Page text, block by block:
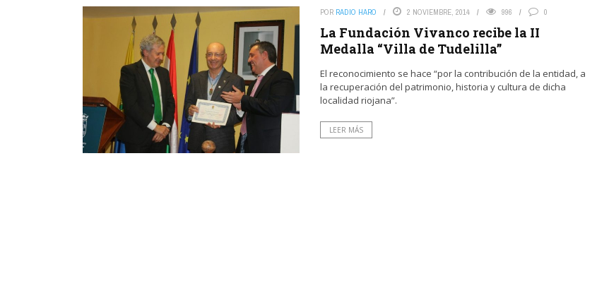
POR RADIO HARO 2 NOVIEMBRE, 2014 996 0
La Fundación Vivanco recibe la II
Medalla “Villa de Tudelilla”
El reconocimiento se hace “por la contribución de la entidad, a
la recuperación del patrimonio, historia y cultura de dicha
localidad riojana”.
LEER MÁS